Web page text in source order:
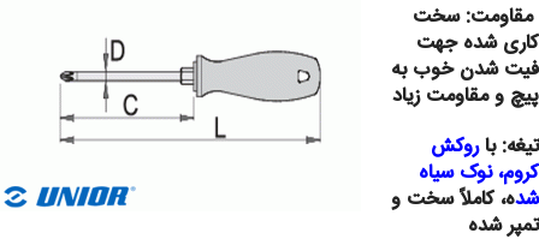
مقاومت: سخت
کاری شده جهت
فیت شدن خوب به
پیچ و مقاومت زیاد
تیغه:باروکش
کروم، نوک سیاه
شده، کاملاً سخت و
تمپر شده